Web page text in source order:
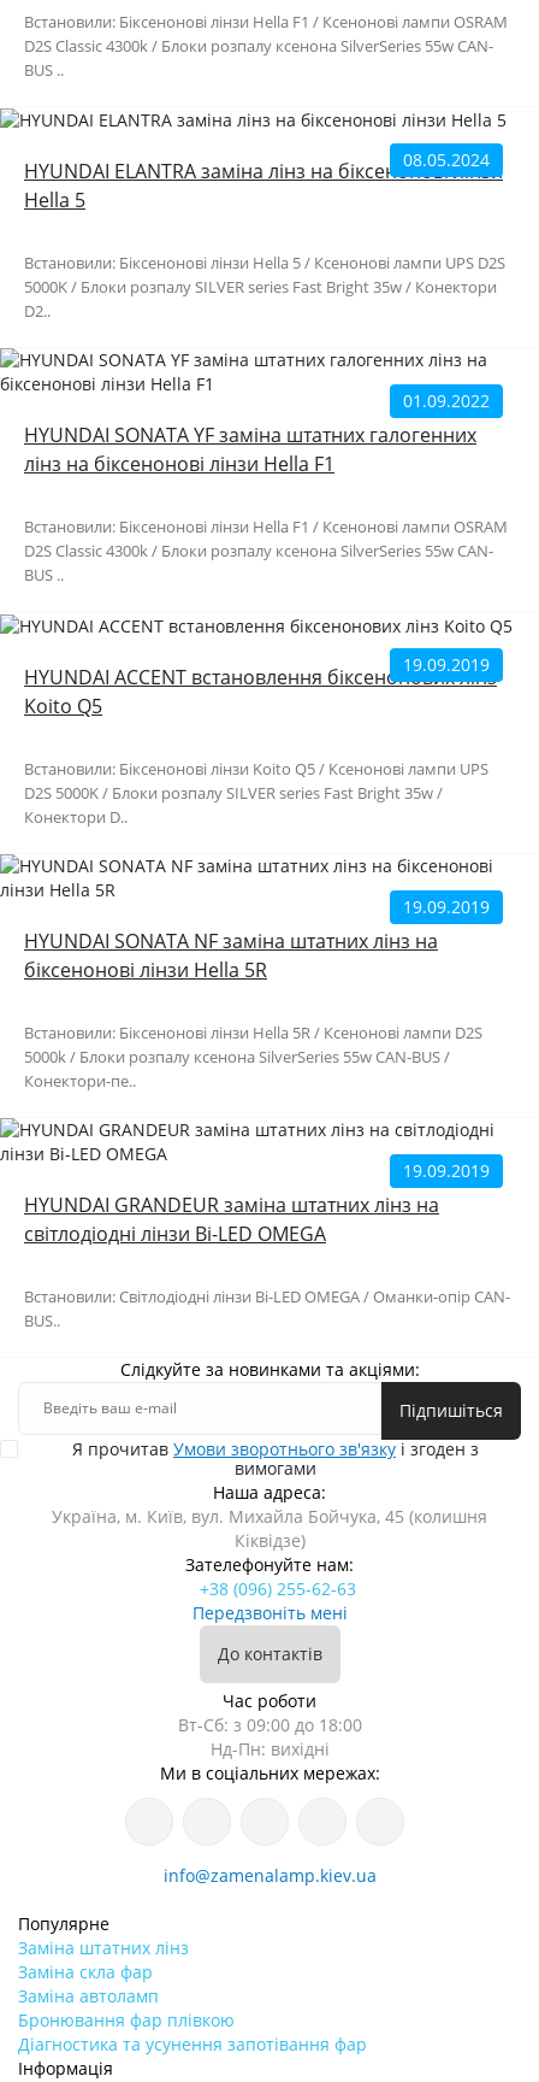
Встановили: Біксенонові лінзи Hella F1 / Ксенонові лампи OSRAM
D2S Classic 4300k / Блоки розпалу ксенона SilverSeries 55w CAN-
BUS ..
08.05.2024
HYUNDAI ELANTRA заміна лінз на біксенонові лінзи
Hella 5
Встановили: Біксенонові лінзи Hella 5 / Ксенонові лампи UPS D2S
5000K / Блоки розпалу SILVER series Fast Bright 35w / Конектори
D2..
01.09.2022
HYUNDAI SONATA YF заміна штатних галогенних
лінз на біксенонові лінзи Hella F1
Встановили: Біксенонові лінзи Hella F1 / Ксенонові лампи OSRAM
D2S Classic 4300k / Блоки розпалу ксенона SilverSeries 55w CAN-
BUS ..
19.09.2019
HYUNDAI ACCENT встановлення біксенонових лінз
Koito Q5
Встановили: Біксенонові лінзи Koito Q5 / Ксенонові лампи UPS
D2S 5000K / Блоки розпалу SILVER series Fast Bright 35w /
Конектори D..
19.09.2019
HYUNDAI SONATA NF заміна штатних лінз на
біксенонові лінзи Hella 5R
Встановили: Біксенонові лінзи Hella 5R / Ксенонові лампи D2S
5000k / Блоки розпалу ксенона SilverSeries 55w CAN-BUS /
Конектори-пе..
19.09.2019
HYUNDAI GRANDEUR заміна штатних лінз на
світлодіодні лінзи Bi-LED OMEGA
Встановили: Світлодіодні лінзи Bi-LED OMEGA / Оманки-опір CAN-
BUS..
Слідкуйте за новинками та акціями:
Підпишіться
Я прочитав Умови зворотнього зв'язку і згоден з
вимогами
Наша адреса:
Україна, м. Київ, вул. Михайла Бойчука, 45 (колишня
Кіквідзе)
Зателефонуйте нам:
+38 (096) 255-62-63
Передзвоніть мені
До контактів
Час роботи
Вт-Сб: з 09:00 до 18:00
Нд-Пн: вихідні
Ми в соціальних мережах:
info@zamenalamp.kiev.ua
Популярне
Заміна штатних лінз
Заміна скла фар
Заміна автоламп
Бронювання фар плівкою
Діагностика та усунення запотівання фар
Інформація